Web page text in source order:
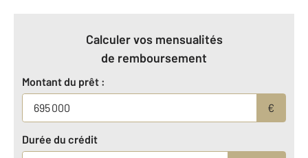
Calculer vos mensualités
de remboursement
Montant du prêt :
€
Durée du crédit